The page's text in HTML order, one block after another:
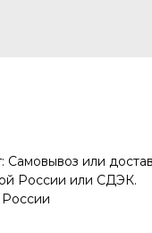
Самовывоз или
России или СДЭК.